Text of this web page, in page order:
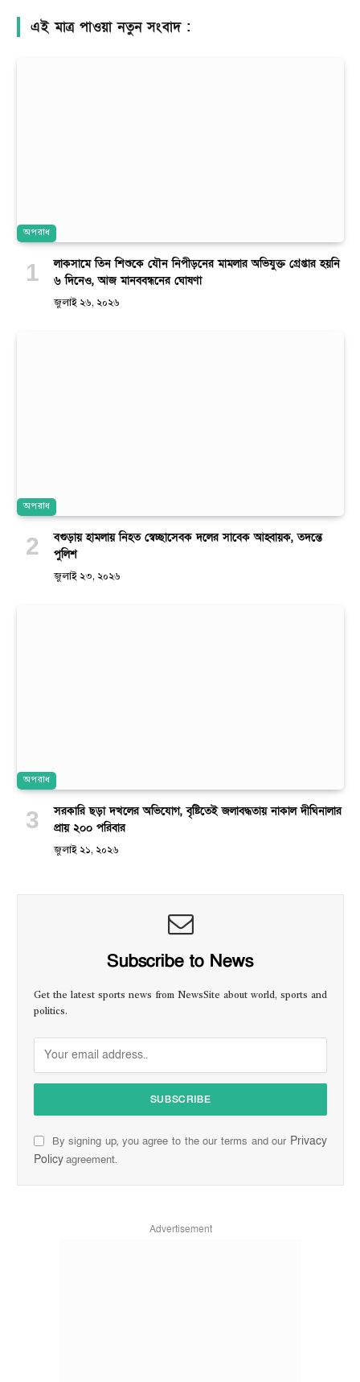
এই মাত্র পাওয়া নতুন সংবাদ :
অপরাধ
লাকসামে তিন শিশুকে যৌন নিপীড়নের মামলার অভিযুক্ত গ্রেপ্তার হয়নি
৬ দিনেও, আজ মানববন্ধনের ঘোষণা
জুলাই ২৬, ২০২৬
অপরাধ
বগুড়ায় হামলায় নিহত স্বেচ্ছাসেবক দলের সাবেক আহ্বায়ক, তদন্তে
পুলিশ
জুলাই ২৩, ২০২৬
অপরাধ
সরকারি ছড়া দখলের অভিযোগ, বৃষ্টিতেই জলাবদ্ধতায় নাকাল দীঘিনালার
প্রায় ২০০ পরিবার
জুলাই ২১, ২০২৬
Subscribe to News
Get the latest sports news from NewsSite about world, sports and
politics.
By signing up, you agree to the our terms and our Privacy
Policyagreement.
Advertisement